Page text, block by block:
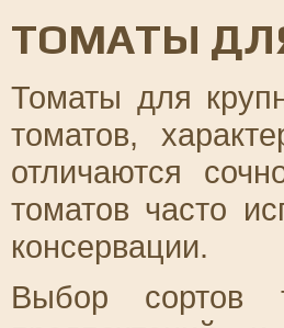
ТОМАТЫ
Томаты для
томатов,
отличаются
томатов часто
консервации.
Выбор сортов